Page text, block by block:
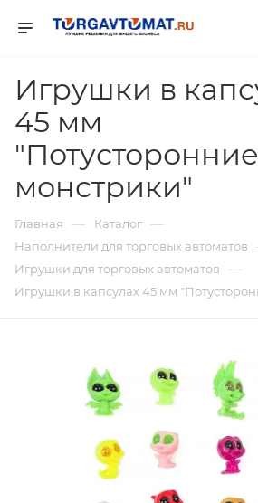
Игрушки в
45 мм
"Потусторонние
монстрики"
Главная — Каталог —
Наполнители для торговых автоматов
Игрушки для торговых автоматов —
Игрушки в капсулах 45 мм